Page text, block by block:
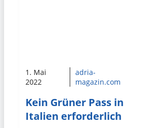
1. Mai
2022
adria-
magazin.com
Kein Grüner Pass in
Italien erforderlich